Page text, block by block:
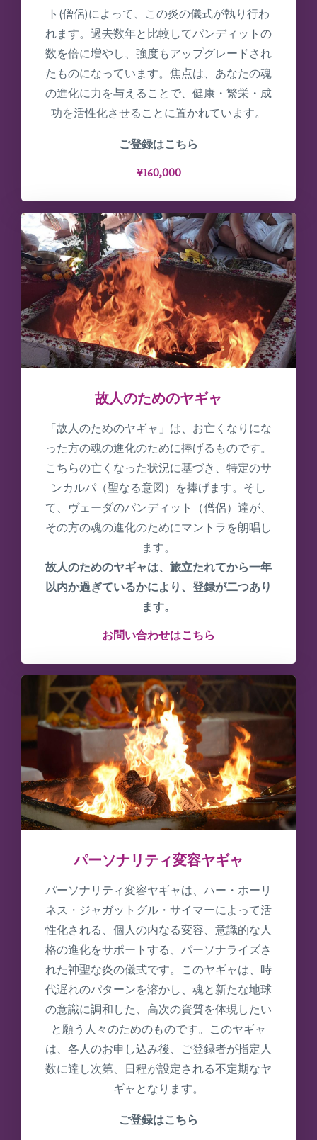
ト(僧侶)によって、この炎の儀式が執り行わ
れます。過去数年と比較してパンディットの
数を倍に増やし、強度もアップグレードされ
たものになっています。焦点は、あなたの魂
の進化に力を与えることで、健康・繁栄・成
功を活性化させることに置かれています。
ご登録はこちら
¥160,000
故人のためのヤギャ
「故人のためのヤギャ」は、お亡くなりにな
った方の魂の進化のために捧げるものです。
こちらの亡くなった状況に基づき、特定のサ
ンカルパ（聖なる意図）を捧げます。そし
て、ヴェーダのパンディット（僧侶）達が、
その方の魂の進化のためにマントラを朗唱し
ます。
故人のためのヤギャは、旅立たれてから一年
以内か過ぎているかにより、登録が二つあり
ます。
お問い合わせはこちら
パーソナリティ変容ヤギャ
パーソナリティ変容ヤギャは、ハー・ホーリ
ネス・ジャガットグル・サイマーによって活
性化される、個人の内なる変容、意識的な人
格の進化をサポートする、パーソナライズさ
れた神聖な炎の儀式です。このヤギャは、時
代遅れのパターンを溶かし、魂と新たな地球
の意識に調和した、高次の資質を体現したい
と願う人々のためのものです。このヤギャ
は、各人のお申し込み後、ご登録者が指定人
数に達し次第、日程が設定される不定期なヤ
ギャとなります。
ご登録はこちら